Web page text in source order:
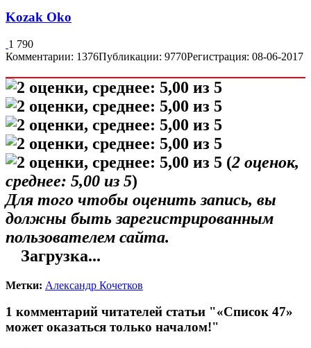
Kozak Oko
1 790
Комментарии: 1376Публикации: 9770Регистрация: 08-06-2017
(2 оценок,
среднее: 5,00 из 5)
Для того чтобы оценить запись, вы
должны быть зарегистрированным
пользователем сайта.
Загрузка...
Метки: Александр Кочетков
1 комментарий читателей статьи "«Список 47»
может оказаться только началом!"